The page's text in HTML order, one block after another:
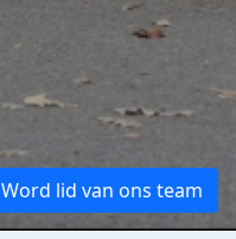
Word lid van ons team